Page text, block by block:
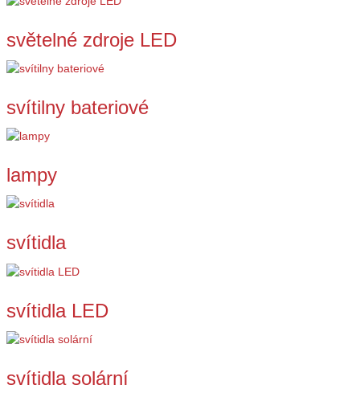
světelné zdroje LED
svítilny bateriové
lampy
svítidla
svítidla LED
svítidla solární